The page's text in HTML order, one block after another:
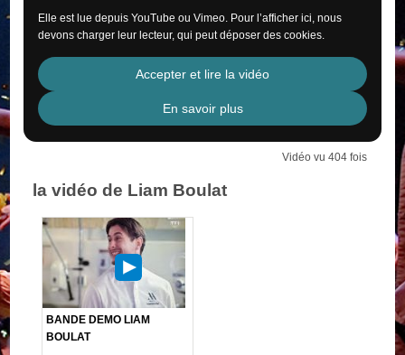
Elle est lue depuis YouTube ou Vimeo. Pour l’afficher ici, nous
devons charger leur lecteur, qui peut déposer des cookies.
Accepter et lire la vidéo
En savoir plus
Vidéo vu 404 fois
la vidéo de Liam Boulat
BANDE DEMO LIAM
BOULAT